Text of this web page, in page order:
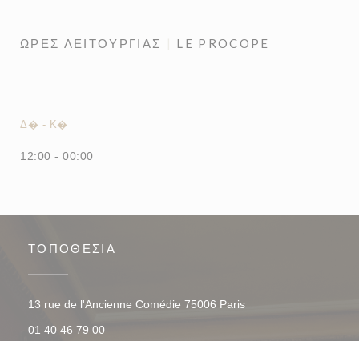
ΏΡΕΣ ΛΕΙΤΟΥΡΓΊΑΣ LE PROCOPE
Δ� - Κ�
12:00 - 00:00
ΤΟΠΟΘΕΣΊΑ
13 rue de l'Ancienne Comédie 75006 Paris((ανοίγει σε νέο
01 40 46 79 00